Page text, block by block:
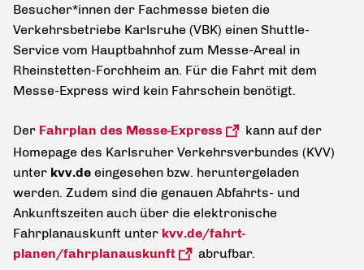
Besucher*innen der Fachmesse bieten die
Verkehrsbetriebe Karlsruhe (VBK) einen Shuttle-
Service vom Hauptbahnhof zum Messe-Areal in
Rheinstetten-Forchheim an. Für die Fahrt mit dem
Messe-Express wird kein Fahrschein benötigt.
Der Fahrplan des Messe-Express
kann auf der
Homepage des Karlsruher Verkehrsverbundes (KVV)
unter kvv.de eingesehen bzw. heruntergeladen
werden. Zudem sind die genauen Abfahrts- und
Ankunftszeiten auch über die elektronische
Fahrplanauskunft unter kvv.de/fahrt-
planen/fahrplanauskunft
abrufbar.